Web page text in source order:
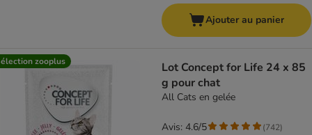
Ajouter au panier
zooplus
Lot Concept for Life 24 x 85
g pour chat
All Cats en gelée
Avis: 4.6/5 (742)